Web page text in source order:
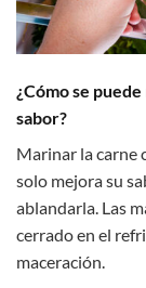
¿Cómo se
sabor?
Marinar la carne
solo mejora su
ablandarla. Las
cerrado en el
maceración.